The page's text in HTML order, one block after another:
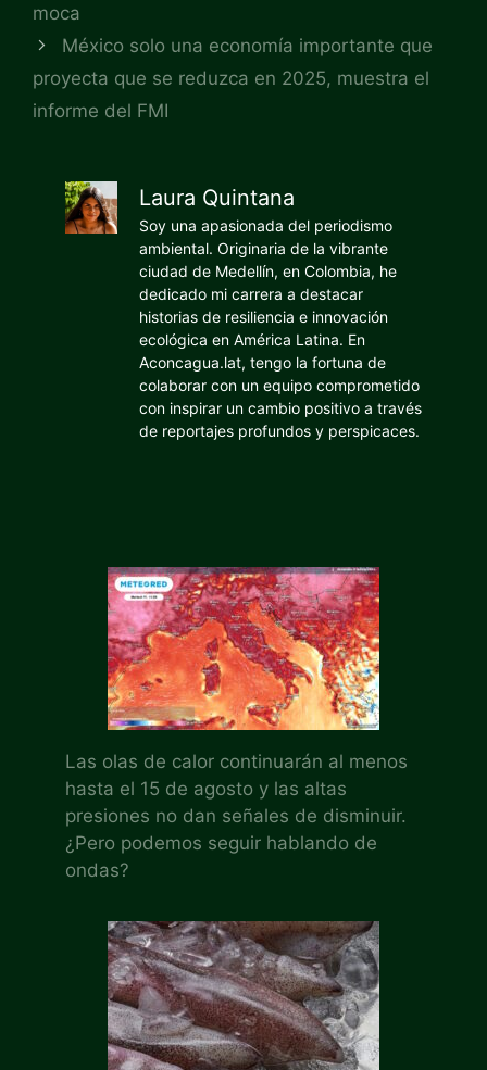
moca
México solo una economía importante que
proyecta que se reduzca en 2025, muestra el
informe del FMI
Laura Quintana
Soy una apasionada del periodismo
ambiental. Originaria de la vibrante
ciudad de Medellín, en Colombia, he
dedicado mi carrera a destacar
historias de resiliencia e innovación
ecológica en América Latina. En
Aconcagua.lat, tengo la fortuna de
colaborar con un equipo comprometido
con inspirar un cambio positivo a través
de reportajes profundos y perspicaces.
Las olas de calor continuarán al menos
hasta el 15 de agosto y las altas
presiones no dan señales de disminuir.
¿Pero podemos seguir hablando de
ondas?